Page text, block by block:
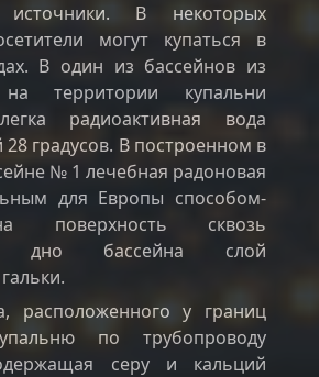
источники. В некоторых
могут купаться в
В один из бассейнов из
на территории купальни
радиоактивная вода
градусов. В построенном в
№ 1 лечебная радоновая
для Европы способом-
поверхность сквозь
дно бассейна слой
расположенного у границ
по трубопроводу
серу и кальций